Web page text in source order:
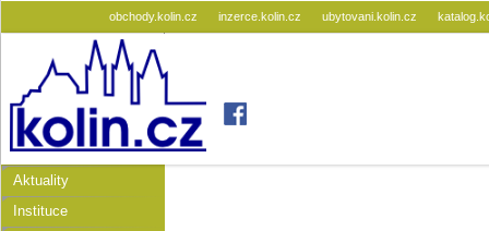
obchody.kolin.cz inzerce.kolin.cz ubytovani.kolin.cz
Aktuality
Instituce